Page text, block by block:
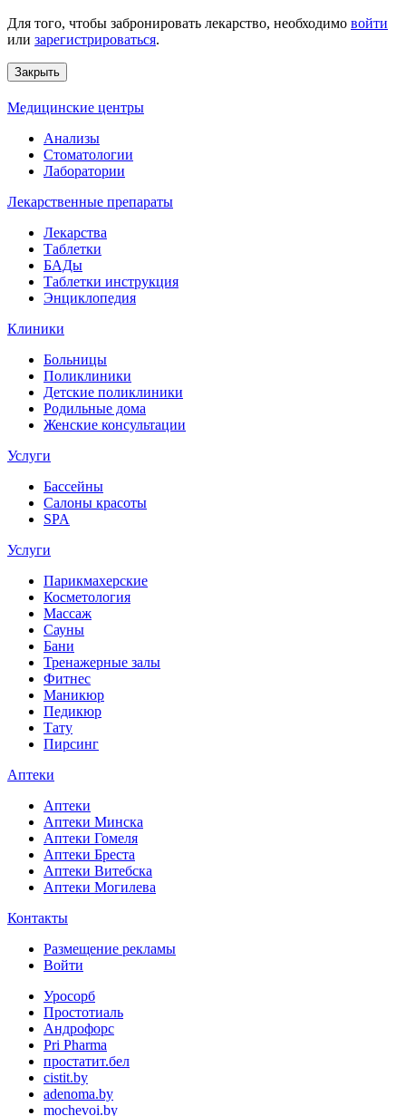
Для того, чтобы забронировать лекарство, необходимо войти
или зарегистрироваться.
Закрыть
Медицинские центры
Анализы
Стоматологии
Лаборатории
Лекарственные препараты
Лекарства
Таблетки
БАДы
Таблетки инструкция
Энциклопедия
Клиники
Больницы
Поликлиники
Детские поликлиники
Родильные дома
Женские консультации
Услуги
Бассейны
Салоны красоты
SPA
Услуги
Парикмахерские
Косметология
Массаж
Сауны
Бани
Тренажерные залы
Фитнес
Маникюр
Педикюр
Тату
Пирсинг
Аптеки
Аптеки
Аптеки Минска
Аптеки Гомеля
Аптеки Бреста
Аптеки Витебска
Аптеки Могилева
Контакты
Размещение рекламы
Войти
Уросорб
Простотиаль
Андрофорс
Pri Pharma
простатит.бел
cistit.by
adenoma.by
mochevoi.by